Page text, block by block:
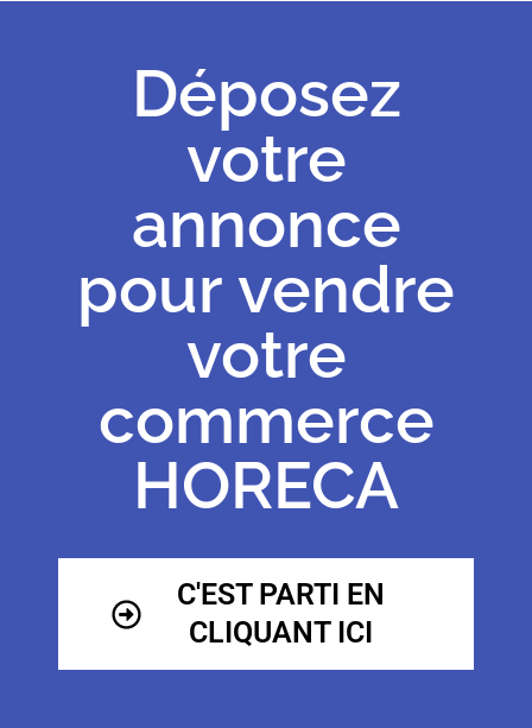
Déposez
votre
annonce
pour vendre
votre
commerce
HORECA
C'EST PARTI EN
CLIQUANT ICI